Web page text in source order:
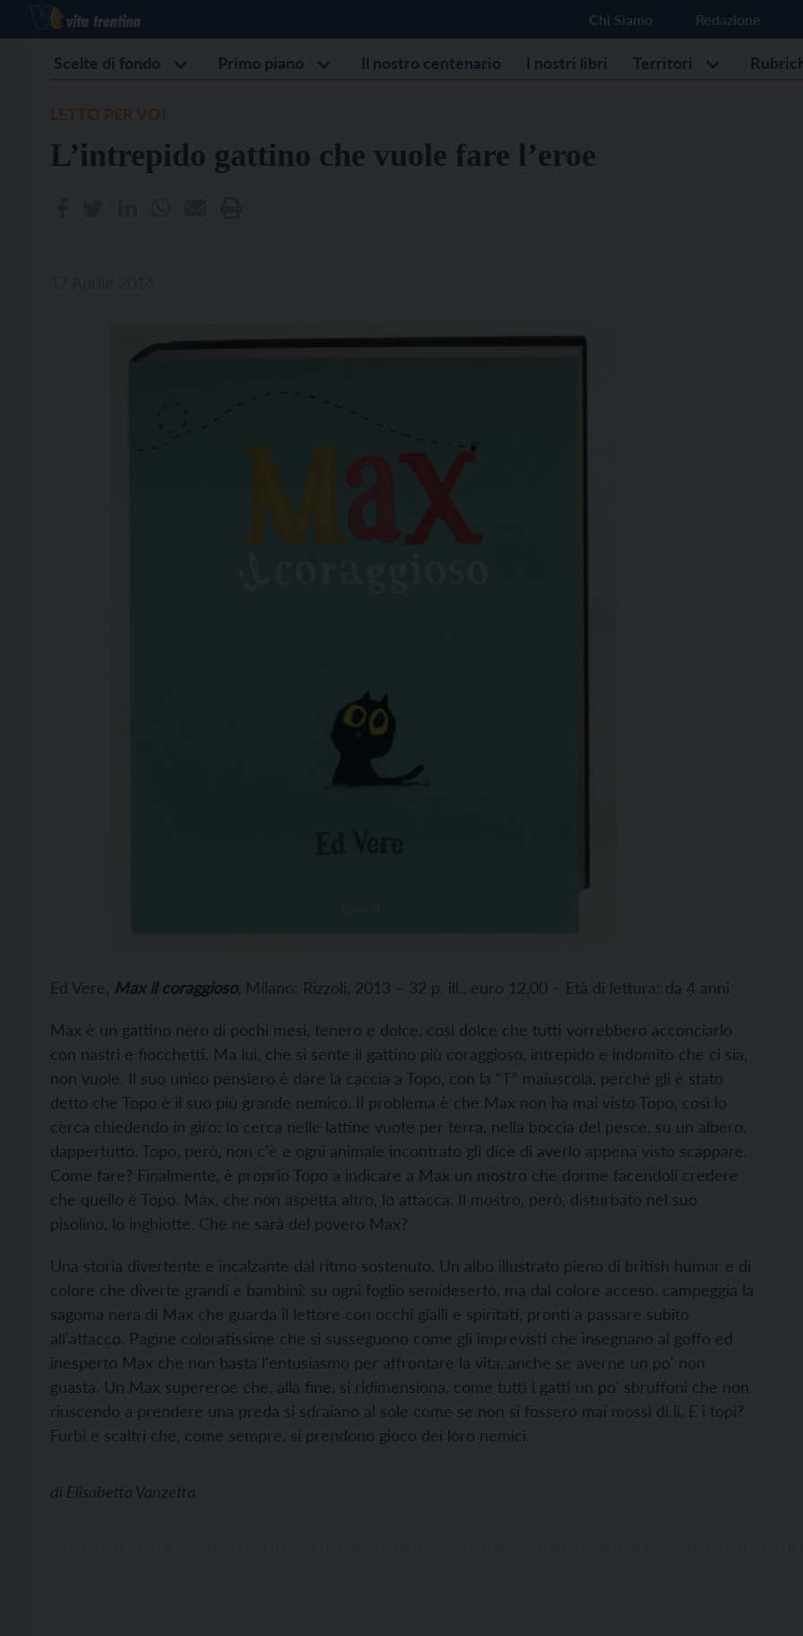
Chi Siamo Redazione
Scelte di fondo Primo piano Il nostro centenario I nostri libri Territori
L’intrepido gattino che vuole fare l’eroe
Ed Vere, Max il coraggioso, Milano: Rizzoli, 2013 – 32 p. ill., euro 12,00 – Età di lettura: da 4 anni
Max è un gattino nero di pochi mesi, tenero e dolce, così dolce che tutti vorrebbero acconciarlo
con nastri e fiocchetti. Ma lui, che si sente il gattino più coraggioso, intrepido e indomito che ci sia,
non vuole. Il suo unico pensiero è dare la caccia a Topo, con la “T” maiuscola, perché gli è stato
detto che Topo è il suo più grande nemico. Il problema è che Max non ha mai visto Topo, così lo
cerca chiedendo in giro: lo cerca nelle lattine vuote per terra, nella boccia del pesce, su un albero,
dappertutto. Topo, però, non c'è e ogni animale incontrato gli dice di averlo appena visto scappare.
Come fare? Finalmente, è proprio Topo a indicare a Max un mostro che dorme facendoli credere
che quello è Topo. Max, che non aspetta altro, lo attacca. Il mostro, però, disturbato nel suo
pisolino, lo inghiotte. Che ne sarà del povero Max?
Una storia divertente e incalzante dal ritmo sostenuto. Un albo illustrato pieno di british humor e di
colore che diverte grandi e bambini: su ogni foglio semideserto, ma dal colore acceso, campeggia la
sagoma nera di Max che guarda il lettore con occhi gialli e spiritati, pronti a passare subito
all'attacco. Pagine coloratissime che si susseguono come gli imprevisti che insegnano al goffo ed
inesperto Max che non basta l'entusiasmo per affrontare la vita, anche se averne un po' non
guasta. Un Max supereroe che, alla fine, si ridimensiona, come tutti i gatti un po' sbruffoni che non
riuscendo a prendere una preda si sdraiano al sole come se non si fossero mai mossi di lì. E i topi?
Furbi e scaltri che, come sempre, si prendono gioco dei loro nemici.
di Elisabetta Vanzetta